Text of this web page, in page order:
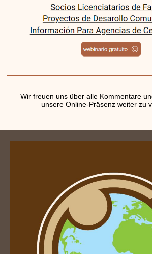
Wir freuen uns über alle Kommentare
unsere Online-Präsenz weiter zu